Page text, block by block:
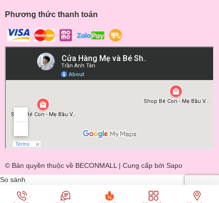
Phương thức thanh toán
© Bản quyền thuộc về BECONMALL | Cung cấp bởi Sapo
So sánh